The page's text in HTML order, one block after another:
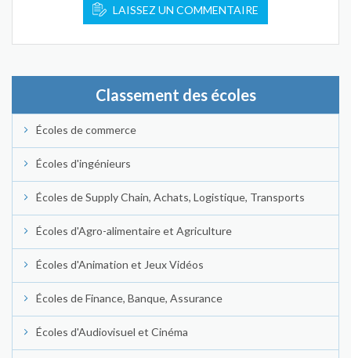
LAISSEZ UN COMMENTAIRE
Classement des écoles
Écoles de commerce
Écoles d'ingénieurs
Écoles de Supply Chain, Achats, Logistique, Transports
Écoles d'Agro-alimentaire et Agriculture
Écoles d'Animation et Jeux Vidéos
Écoles de Finance, Banque, Assurance
Écoles d'Audiovisuel et Cinéma